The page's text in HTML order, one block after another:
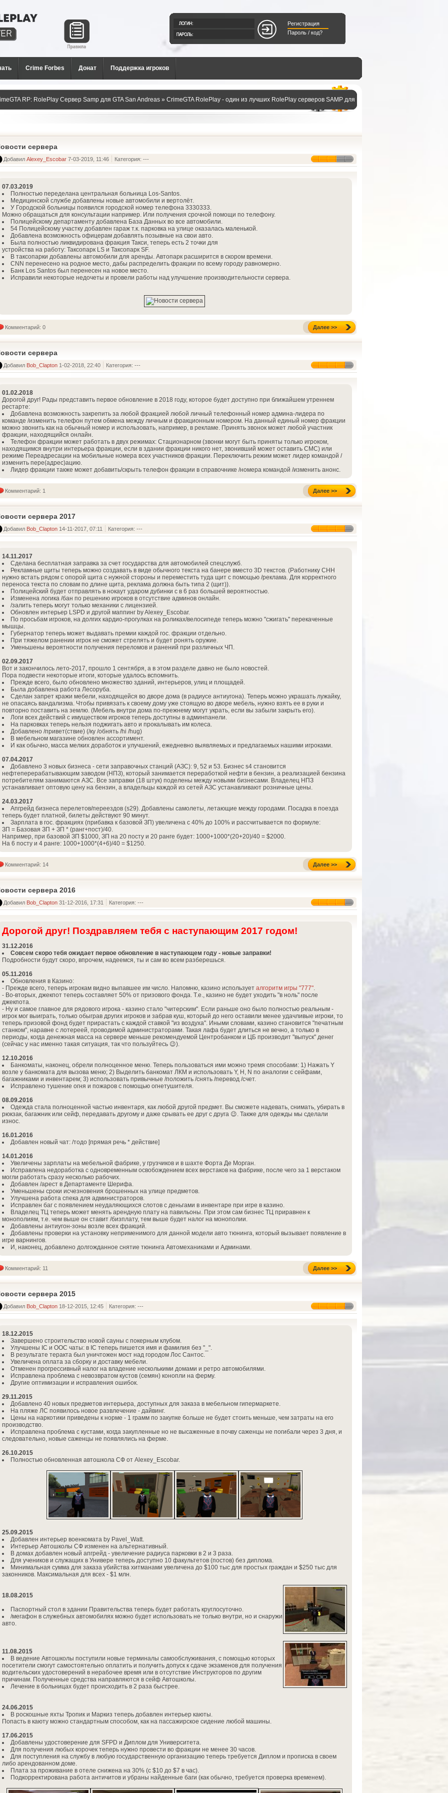
РП
для
Регистрация
Пароль / код?
Crime Forbes Донат Поддержка игроков
RP: RolePlay Сервер Samp для GTA San Andreas » CrimeGTA RolePlay - один из лучших RolePlay серверов SAMP для
сервера
Добавил Alexey_Escobar 7-03-2019, 11:46 Категория: ---
07.03.2019
Полностью переделана центральная больница Los-Santos.
Медицинской службе добавлены новые автомобили и вертолёт.
У Городской больницы появился городской номер телефона 3330333.
Можно обращаться для консультации например. Или получения срочной помощи по телефону.
Полицейскому департаменту добавлена База Данных во все автомобили.
54 Полицейскому участку добавлен гараж т.к. парковка на улице оказалась маленькой.
Добавлена возможность офицерам добавлять позывные на свои авто.
Была полностью ликвидирована фракция Такси, теперь есть 2 точки для
устройства на работу: Таксопарк LS и Таксопарк SF.
В таксопарки добавлены автомобили для аренды. Автопарк расширится в скором времени.
CNN перенесено на родное место, дабы распределить фракции по всему городу равномерно.
Банк Los Santos был перенесен на новое место.
Исправили некоторые недочеты и провели работы над улучшение производительности сервера.
Далее >>
Комментарий: 0
сервера
Добавил Bob_Clapton 1-02-2018, 22:40 Категория: ---
01.02.2018
Дорогой друг! Рады представить первое обновление в 2018 году, которое будет доступно при ближайшем утреннем
рестарте:
Добавлена возможность закрепить за любой фракцией любой личный телефонный номер админа-лидера по
команде /изменить телефон путем обмена между личным и фракционным номером. На данный единый номер фракции
можно звонить как на обычный номер и использовать, например, в рекламе. Принять звонок может любой участник
фракции, находящийся онлайн.
Телефон фракции может работать в двух режимах: Стационарном (звонки могут быть приняты только игроком,
находящимся внутри интерьера фракции, если в здании фракции никого нет, звонивший может оставить СМС) или
режиме Переадресации на мобильные номера всех участников фракции. Переключить режим может лидер командой /
изменить пере(адрес)ацию.
Лидер фракции также может добавить/скрыть телефон фракции в справочнике /номера командой /изменить анонс.
Далее >>
Комментарий: 1
сервера 2017
Добавил Bob_Clapton 14-11-2017, 07:11 Категория: ---
14.11.2017
Сделана бесплатная заправка за счет государства для автомобилей спецслужб.
Рекламные щиты теперь можно создавать в виде обычного текста на банере вместо 3D текстов. (Работнику СНН
нужно встать рядом с опорой щита с нужной стороны и переместить туда щит с помощью /реклама. Для корректного
переноса текста по словам по длине щита, реклама должна быть типа 2 (щит)).
Полицейский будет отправлять в нокаут ударом дубинки с в 6 раз большей вероятностью.
Изменена логика /бан по решению игроков в отсутствие админов онлайн.
/залить теперь могут только механики с лицензией.
Обновлен интерьер LSPD и другой маппинг by Alexey_Escobar.
По просьбам игроков, на долгих кардио-прогулках на роликах/велосипеде теперь можно "сжигать" перекаченные
мышцы.
Губернатор теперь может выдавать премии каждой гос. фракции отдельно.
При тяжелом ранении игрок не сможет стрелять и будет ронять оружие.
Уменьшены вероятности получения переломов и ранений при различных ЧП.
02.09.2017
Вот и закончилось лето-2017, прошло 1 сентября, а в этом разделе давно не было новостей.
Пора подвести некоторые итоги, которые удалось вспомнить.
Прежде всего, было обновлено множество зданий, интерьеров, улиц и площадей.
Была добавлена работа Лесоруба.
Сделан запрет кражи мебели, находящейся во дворе дома (в радиусе антиугона). Теперь можно украшать лужайку,
не опасаясь вандализма. Чтобы привязать к своему дому уже стоящую во дворе мебель, нужно взять ее в руки и
повторно поставить на землю. (Мебель внутри дома по-прежнему могут украть, если вы забыли закрыть его).
Логи всех действий с имуществом игроков теперь доступны в админпанели.
На парковках теперь нельзя поджигать авто и прокалывать им колеса.
Добавлено /привет(ствие) (/ку /обнять /hi /hug)
В мебельном магазине обновлен ассортимент.
И как обычно, масса мелких доработок и улучшений, ежедневно выявляемых и предлагаемых нашими игроками.
07.04.2017
Добавлено 3 новых бизнеса - сети заправочных станций (АЗС): 9, 52 и 53. Бизнес s4 становится
нефтеперерабатывающим заводом (НПЗ), который занимается переработкой нефти в бензин, а реализацией бензина
потребителям занимаются АЗС. Все заправки (18 штук) поделены между новыми бизнесами. Владелец НПЗ
устанавливает оптовую цену на бензин, а владельцы каждой из сетей АЗС устанавливают розничные цены.
24.03.2017
Апгрейд бизнеса перелетов/переездов (s29). Добавлены самолеты, летающие между городами. Посадка в поезда
теперь будет платной, билеты действуют 90 минут.
Зарплата в гос. фракциях (прибавка к базовой ЗП) увеличена с 40% до 100% и рассчитывается по формуле:
ЗП = Базовая ЗП + ЗП * (ранг+пост)/40.
Например, при базовой ЗП $1000, ЗП на 20 посту и 20 ранге будет: 1000+1000*(20+20)/40 = $2000.
На 6 посту и 4 ранге: 1000+1000*(4+6)/40 = $1250.
Далее >>
Комментарий: 14
сервера 2016
Добавил Bob_Clapton 31-12-2016, 17:31 Категория: ---
Дорогой друг! Поздравляем тебя с наступающим 2017 годом!
31.12.2016
Совсем скоро тебя ожидает первое обновление в наступающем году - новые заправки!
Подробности будут скоро, впрочем, надеемся, ты и сам во всем разберешься.
05.11.2016
Обновления в Казино:
- Прежде всего, теперь игрокам видно выпавшее им число. Напомню, казино использует алгоритм игры "777".
- Во-вторых, джекпот теперь составляет 50% от призового фонда. Т.е., казино не будет уходить "в ноль" после
джекпота.
- Ну и самое главное для рядового игрока - казино стало "читерским". Если раньше оно было полностью реальным -
игрок мог выиграть, только обыграв других игроков и забрав куш, который до него оставили менее удачливые игроки, то
теперь призовой фонд будет прирастать с каждой ставкой "из воздуха". Иными словами, казино становится "печатным
станком", наравне с лотереей, проводимой администраторами. Такая лафа будет длиться не вечно, а только в
периоды, когда денежная масса на сервере меньше рекомендуемой Центробанком и ЦБ производит "выпуск" денег
(сейчас у нас именно такая ситуация, так что пользуйтесь 😉).
12.10.2016
Банкоматы, наконец, обрели полноценное меню. Теперь пользоваться ими можно тремя способами: 1) Нажать Y
возле у банкомата для вызова меню; 2) Выделить банкомат ЛКМ и использовать Y, H, N по аналогии с сейфами,
багажниками и инвентарем; 3) использовать привычные /положить /снять /перевод /счет.
Исправлено тушение огня и пожаров с помощью огнетушителя.
08.09.2016
Одежда стала полноценной частью инвентаря, как любой другой предмет. Вы сможете надевать, снимать, убирать в
рюкзак, багажник или сейф, передавать другому и даже срывать ее друг с друга 😉. Также для одежды мы сделали
износ.
16.01.2016
Добавлен новый чат: /тодо [прямая речь * действие]
14.01.2016
Увеличены зарплаты на мебельной фабрике, у грузчиков и в шахте Форта Де Морган.
Исправлена недоработка с одновременным освобождением всех верстаков на фабрике, после чего за 1 верстаком
могли работать сразу несколько рабочих.
Добавлен /арест в Департаменте Шерифа.
Уменьшены сроки исчезновения брошенных на улице предметов.
Улучшена работа спека для администраторов.
Исправлен баг с появлением неудаляющихся слотов с деньгами в инвентаре при игре в казино.
Владелец ТЦ теперь может менять арендную плату на павильоны. При этом сам бизнес ТЦ приравнен к
монополиям, т.е. чем выше он ставит /бизплату, тем выше будет налог на монополии.
Добавлены антиугон-зоны возле всех фракций.
Добавлены проверки на установку неприменимого для данной модели авто тюнинга, который вызывает появление в
игре варнингов.
И, наконец, добавлено долгожданное снятие тюнинга Автомеханиками и Админами.
Далее >>
Комментарий: 11
сервера 2015
Добавил Bob_Clapton 18-12-2015, 12:45 Категория: ---
18.12.2015
Завершено строительство новой сауны с покерным клубом.
Улучшены IC и OOC чаты: в IC теперь пишется имя и фамилия без "_".
В результате теракта был уничтожен мост над городом Лос Сантос.
Увеличена оплата за сборку и доставку мебели.
Отменен прогрессивный налог на владение несколькими домами и ретро автомобилями.
Исправлена проблема с невозвратом кустов (семян) конопли на ферму.
Другие оптимизации и исправления ошибок.
29.11.2015
Добавлено 40 новых предметов интерьера, доступных для заказа в мебельном гипермаркете.
На пляже ЛС появилось новое развлечение - дайвинг.
Цены на наркотики приведены к норме - 1 грамм по закупке больше не будет стоить меньше, чем затраты на его
производство.
Исправлена проблема с кустами, когда закупленные но не высаженные в почву саженцы не погибали через 3 дня, и
следовательно, новые саженцы не появлялись на ферме.
26.10.2015
Полностью обновленная автошкола СФ от Alexey_Escobar.
25.09.2015
Добавлен интерьер военкомата by Pavel_Watt.
Интерьер Автошколы СФ изменен на альтернативный.
В домах добавлен новый апгрейд - увеличение радиуса парковки в 2 и 3 раза.
Для учеников и служащих в Универе теперь доступно 10 факультетов (постов) без диплома.
Минимальная сумма для заказа убийства хитманами увеличена до $100 тыс для простых граждан и $250 тыс для
законников. Максимальная для всех - $1 млн.
18.08.2015
Паспортный стол в здании Правительства теперь будет работать круглосуточно.
/мегафон в служебных автомобилях можно будет использовать не только внутри, но и снаружи
авто.
11.08.2015
В ведение Автошколы поступили новые терминалы самообслуживания, с помощью которых
посетители смогут самостоятельно оплатить и получить допуск к сдаче экзаменов для получения
водительских удостоверений в нерабочее время или в отсутствие Инструкторов по другим
причинам. Полученные средства направляются в сейф Автошколы.
Лечение в больницах будет происходить в 2 раза быстрее.
24.06.2015
В роскошные яхты Тропик и Маркиз теперь добавлен интерьер каюты.
Попасть в каюту можно стандартным способом, как на пассажирское сидение любой машины.
17.06.2015
Добавлены удостоверение для SFPD и Диплом для Университета.
Для получения любых корочек теперь нужно провести во фракции не менее 30 часов.
Для поступления на службу в любую государственную организацию теперь требуется Диплом и прописка в своем
либо арендованном доме.
Плата за проживание в отеле снижена на 30% (с $10 до $7 в час).
Подкорректирована работа античитов и убраны найденные баги (как обычно, требуется проверка временем).